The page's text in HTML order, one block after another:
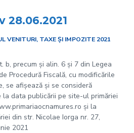
28.06.2021
VENITURI, TAXE ȘI IMPOZITE 2021
b, precum și alin. 6 și 7 din Legea
Procedură Fiscală, cu modificările
se afișează și se consideră
data publicării pe site-ul primăriei
și la
din str. Nicolae Iorga nr. 27,
2021